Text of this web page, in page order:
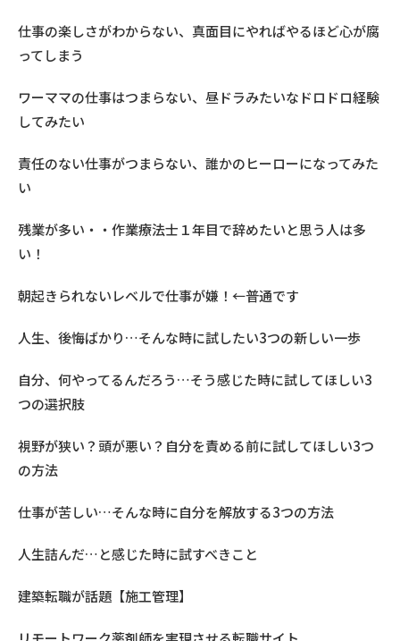
仕事の楽しさがわからない、真面目にやればやるほど心が腐
ってしまう
ワーママの仕事はつまらない、昼ドラみたいなドロドロ経験
してみたい
責任のない仕事がつまらない、誰かのヒーローになってみた
い
残業が多い・・作業療法士１年目で辞めたいと思う人は多
い！
朝起きられないレベルで仕事が嫌！←普通です
人生、後悔ばかり…そんな時に試したい3つの新しい一歩
自分、何やってるんだろう…そう感じた時に試してほしい3
つの選択肢
視野が狭い？頭が悪い？自分を責める前に試してほしい3つ
の方法
仕事が苦しい…そんな時に自分を解放する3つの方法
人生詰んだ…と感じた時に試すべきこと
建築転職が話題【施工管理】